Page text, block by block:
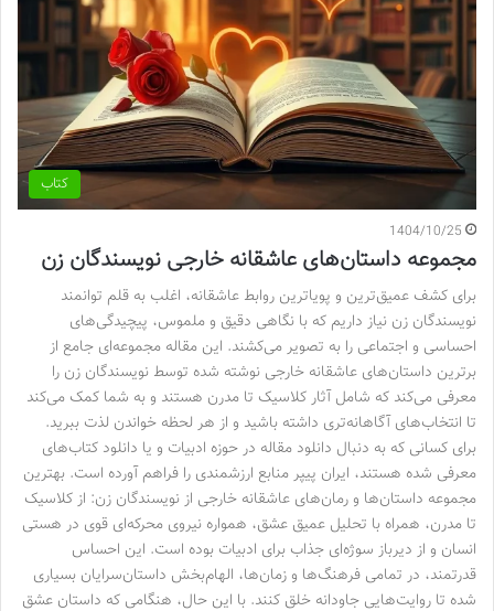
کتاب
1404/10/25
مجموعه داستان‌های عاشقانه خارجی نویسندگان زن
برای کشف عمیق‌ترین و پویاترین روابط عاشقانه، اغلب به قلم توانمند
نویسندگان زن نیاز داریم که با نگاهی دقیق و ملموس، پیچیدگی‌های
احساسی و اجتماعی را به تصویر می‌کشند. این مقاله مجموعه‌ای جامع از
برترین داستان‌های عاشقانه خارجی نوشته شده توسط نویسندگان زن را
معرفی می‌کند که شامل آثار کلاسیک تا مدرن هستند و به شما کمک می‌کند
تا انتخاب‌های آگاهانه‌تری داشته باشید و از هر لحظه خواندن لذت ببرید.
برای کسانی که به دنبال دانلود مقاله در حوزه ادبیات و یا دانلود کتاب‌های
معرفی شده هستند، ایران پیپر منابع ارزشمندی را فراهم آورده است. بهترین
مجموعه داستان‌ها و رمان‌های عاشقانه خارجی از نویسندگان زن: از کلاسیک
تا مدرن، همراه با تحلیل عمیق عشق، همواره نیروی محرکه‌ای قوی در هستی
انسان و از دیرباز سوژه‌ای جذاب برای ادبیات بوده است. این احساس
قدرتمند، در تمامی فرهنگ‌ها و زمان‌ها، الهام‌بخش داستان‌سرایان بسیاری
شده تا روایت‌هایی جاودانه خلق کنند. با این حال، هنگامی که داستان عشق